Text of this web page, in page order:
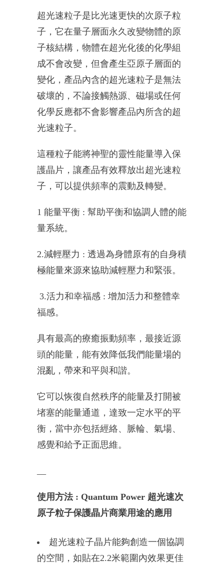
超光速粒子是比光速更快的次原子粒
子，它在量子層面永久改變物體的原
子核結構，物體在超光化後的化學組
成不會改變，但會產生亞原子層面的
變化，產品內含的超光速粒子是無法
破壞的，不論接觸熱源、磁場或任何
化學反應都不會影響產品內所含的超
光速粒子。
這種粒子能將神聖的靈性能量導入保
護晶片，讓產品有效釋放出超光速粒
子 ，可以提供頻率的震動及轉變。
1 能量平衡 : 幫助平衡和協調人體的能
量系統。
2.減輕壓力 : 透過為身體原有的自身積
極能量來源來協助減輕壓力和緊張。
3.活力和幸福感 : 增加活力和整體幸
福感。
具有最高的療癒振動頻率，最接近源
頭的能量，能有效降低我們能量場的
混亂，帶來和平與和諧。
它可以恢復自然秩序的能量及打開被
堵塞的能量通道 ，達致一定水平的平
衡 ，當中亦包括經絡、 脈輪、氣場、
感覺和給予正面思維。
使用方法 : Quantum Power 超光速次
原子粒子保護晶片商業用途的應用
超光速粒子晶片能夠創造一個協調
的空間，如貼在2.2米範圍內效果更佳